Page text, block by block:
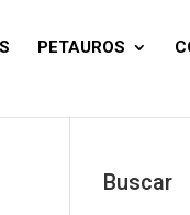
PETAUROS
Buscar